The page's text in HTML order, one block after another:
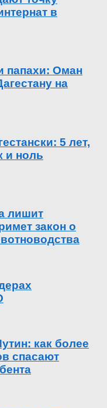
в
папахи: Оман
на
5 лет,
и ноль
лишит
закон о
как более
спасают